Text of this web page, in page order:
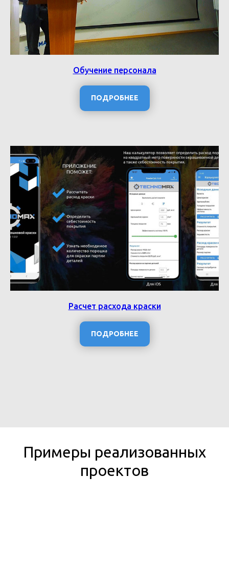
Обучение персонала
ПОДРОБНЕЕ
Расчет расхода краски
ПОДРОБНЕЕ
Примеры реализованных
проектов